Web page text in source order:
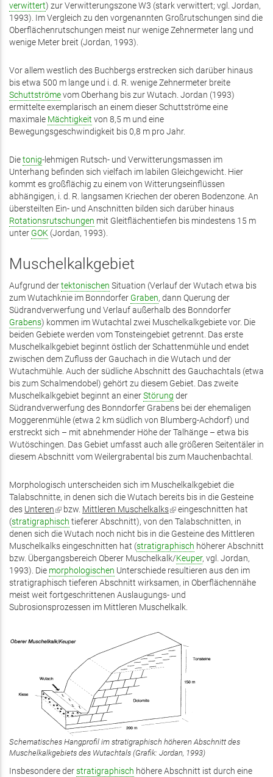
verwittert) zur Verwitterungszone W3 (stark verwittert; vgl. Jordan,
1993). Im Vergleich zu den vorgenannten Großrutschungen sind die
Oberflächenrutschungen meist nur wenige Zehnermeter lang und
wenige Meter breit (Jordan, 1993).
Vor allem westlich des Buchbergs erstrecken sich darüber hinaus
bis etwa 500 m lange und i. d. R. wenige Zehnermeter breite
Schuttströmevom Oberhang bis zur Wutach. Jordan (1993)
ermittelte exemplarisch an einem dieser Schuttströme eine
maximale Mächtigkeit von 8,5 m und eine
Bewegungsgeschwindigkeit bis 0,8 m pro Jahr.
Dietonig-lehmigen Rutsch- und Verwitterungsmassen im
Unterhang befinden sich vielfach im labilen Gleichgewicht. Hier
kommt es großflächig zu einem von Witterungseinflüssen
abhängigen, i. d. R. langsamen Kriechen der oberen Bodenzone. An
übersteilten Ein- und Anschnitten bilden sich darüber hinaus
Rotationsrutschungen mit Gleitflächentiefen bis mindestens 15 m
unter GOK (Jordan, 1993).
Muschelkalkgebiet
Aufgrund dertektonischen Situation (Verlauf der Wutach etwa bis
zum Wutachknie im Bonndorfer Graben, dann Querung der
Südrandverwerfung und Verlauf außerhalb des Bonndorfer
Grabens) kommen im Wutachtal zwei Muschelkalkgebiete vor. Die
beiden Gebiete werden vom Tonsteingebiet getrennt. Das erste
Muschelkalkgebiet beginnt östlich der Schattenmühle und endet
zwischen dem Zufluss der Gauchach in die Wutach und der
Wutachmühle. Auch der südliche Abschnitt des Gauchachtals (etwa
bis zum Schalmendobel) gehört zu diesem Gebiet. Das zweite
Muschelkalkgebiet beginnt an einerStörung der
Südrandverwerfung des Bonndorfer Grabens bei der ehemaligen
Moggerenmühle (etwa 2 km südlich von Blumberg-Achdorf) und
erstreckt sich – mit abnehmender Höhe der Talhänge – etwa bis
Wutöschingen. Das Gebiet umfasst auch alle größeren Seitentäler in
diesem Abschnitt vom Weilergrabental bis zum Mauchenbachtal.
Morphologisch unterscheiden sich im Muschelkalkgebiet die
Talabschnitte, in denen sich die Wutach bereits bis in die Gesteine
des Unteren(Link
ist
extern)
bzw. Mittleren Muschelkalks(Link
ist
extern)
eingeschnitten hat
(stratigraphisch tieferer Abschnitt), von den Talabschnitten, in
denen sich die Wutach noch nicht bis in die Gesteine des Mittleren
Muschelkalks eingeschnitten hat (stratigraphisch höherer Abschnitt
bzw. Übergangsbereich Oberer Muschelkalk/Keuper, vgl. Jordan,
1993). Die morphologischen Unterschiede resultieren aus den im
stratigraphisch tieferen Abschnitt wirksamen, in Oberflächennähe
meist weit fortgeschrittenen Auslaugungs- und
Subrosionsprozessen im Mittleren Muschelkalk.
Schematisches Hangprofil im stratigraphisch höheren Abschnitt des
Muschelkalkgebiets des Wutachtals (Grafik: Jordan, 1993)
Insbesondere derstratigraphisch höhere Abschnitt ist durch eine